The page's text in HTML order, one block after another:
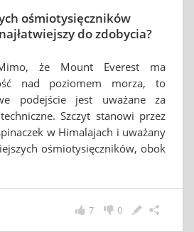
ośmiotysięczników
do zdobycia?
że Mount Everest ma
nad poziomem morza, to
podejście jest uważane za
Szczyt stanowi przez
w Himalajach i uważany
ośmiotysięczników, obok
0
7